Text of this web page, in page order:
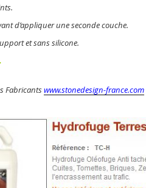
d’appliquer une seconde couche.
et sans silicone.
Fabricantswww.stonedesign-france.com